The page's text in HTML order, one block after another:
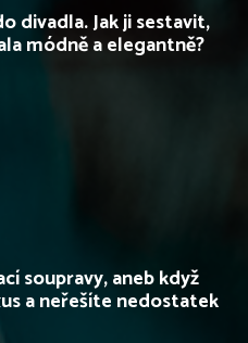
divadla. Jak ji sestavit,
módně a elegantně?
soupravy, aneb když
a neřešíte nedostatek